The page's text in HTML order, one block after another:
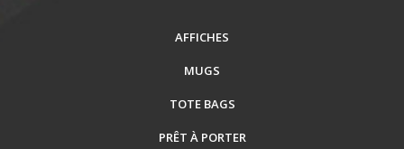
AFFICHES
MUGS
TOTE BAGS
PRÊT À PORTER